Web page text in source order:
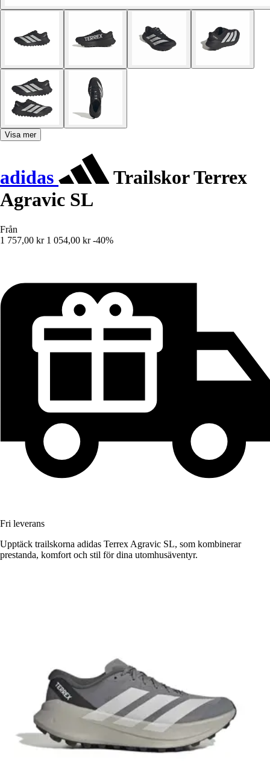
Visa mer
adidas
Trailskor Terrex
Agravic SL
Från
1 757,00 kr 1 054,00 kr -40%
Fri leverans
Upptäck trailskorna adidas Terrex Agravic SL, som kombinerar
prestanda, komfort och stil för dina utomhusäventyr.